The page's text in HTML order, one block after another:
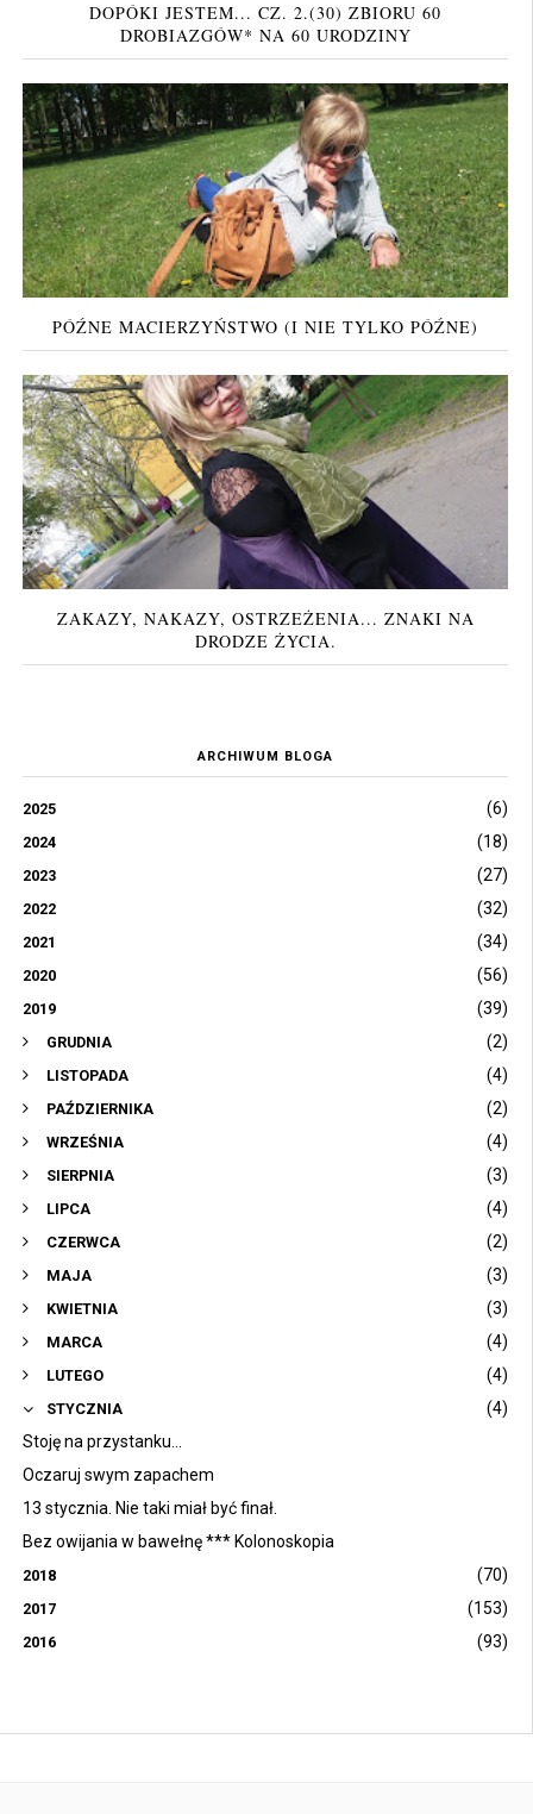
DOPÓKI JESTEM... CZ. 2.(30) ZBIORU 60
DROBIAZGÓW* NA 60 URODZINY
PÓŹNE MACIERZYŃSTWO (I NIE TYLKO PÓŹNE)
ZAKAZY, NAKAZY, OSTRZEŻENIA... ZNAKI NA
DRODZE ŻYCIA.
ARCHIWUM BLOGA
2025 (6)
2024 (18)
2023 (27)
2022 (32)
2021 (34)
2020 (56)
2019 (39)
GRUDNIA (2)
LISTOPADA (4)
PAŹDZIERNIKA (2)
WRZEŚNIA (4)
SIERPNIA (3)
LIPCA (4)
CZERWCA (2)
MAJA (3)
KWIETNIA (3)
MARCA (4)
LUTEGO (4)
STYCZNIA
(4)
Stoję na przystanku...
Oczaruj swym zapachem
13 stycznia. Nie taki miał być finał.
Bez owijania w bawełnę *** Kolonoskopia
2018 (70)
2017 (153)
2016 (93)